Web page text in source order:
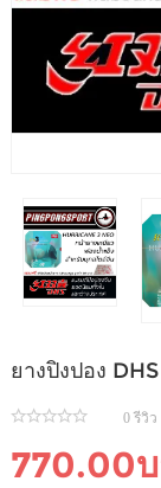
ยางปิงปอง
0 รีวิว
770.00